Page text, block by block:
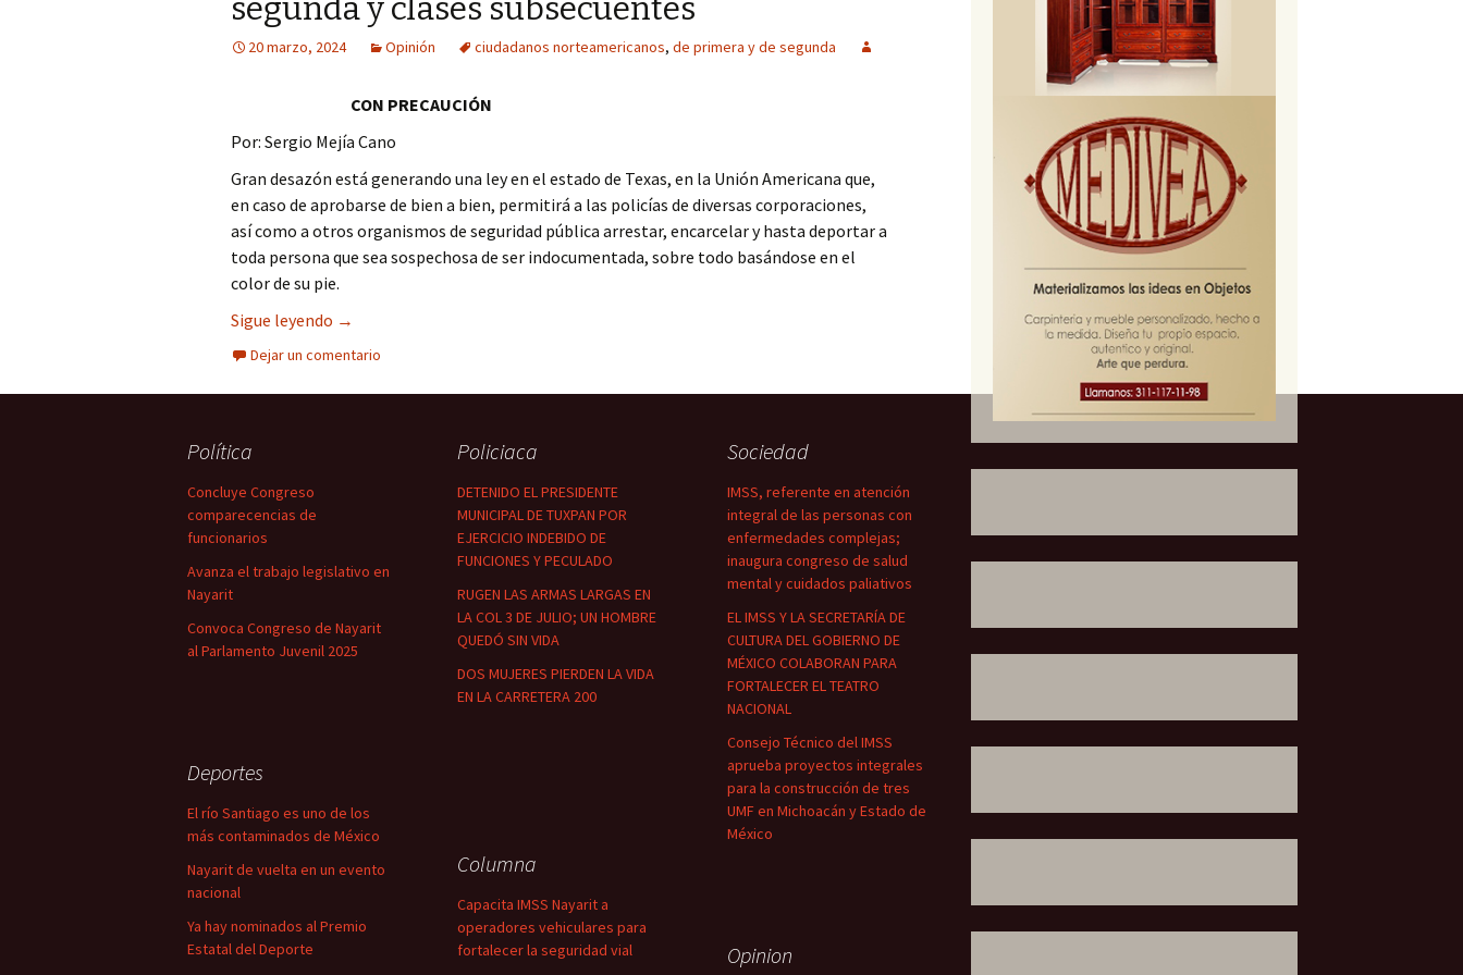
Columna
segunda y clases subsecuentes
20 marzo, 2024 Opinión ciudadanos norteamericanos, de primera y de segunda
CON PRECAUCIÓN
Por: Sergio Mejía Cano
Gran desazón está generando una ley en el estado de Texas, en la Unión Americana que,
en caso de aprobarse de bien a bien, permitirá a las policías de diversas corporaciones,
así como a otros organismos de seguridad pública arrestar, encarcelar y hasta deportar a
toda persona que sea sospechosa de ser indocumentada, sobre todo basándose en el
color de su pie.
Sigue leyendo Ciudadanos norteamericanos de primera, segunda y clases subsecuentes
→
Dejar un comentario
Política
Concluye Congreso
comparecencias de
funcionarios
Avanza el trabajo legislativo en
Nayarit
Convoca Congreso de Nayarit
al Parlamento Juvenil 2025
Policiaca
DETENIDO EL PRESIDENTE
MUNICIPAL DE TUXPAN POR
EJERCICIO INDEBIDO DE
FUNCIONES Y PECULADO
RUGEN LAS ARMAS LARGAS EN
LA COL 3 DE JULIO; UN HOMBRE
QUEDÓ SIN VIDA
DOS MUJERES PIERDEN LA VIDA
EN LA CARRETERA 200
Sociedad
IMSS, referente en atención
integral de las personas con
enfermedades complejas;
inaugura congreso de salud
mental y cuidados paliativos
EL IMSS Y LA SECRETARÍA DE
CULTURA DEL GOBIERNO DE
MÉXICO COLABORAN PARA
FORTALECER EL TEATRO
NACIONAL
Consejo Técnico del IMSS
aprueba proyectos integrales
para la construcción de tres
UMF en Michoacán y Estado de
México
Deportes
El río Santiago es uno de los
más contaminados de México
Nayarit de vuelta en un evento
nacional
Ya hay nominados al Premio
Estatal del Deporte
Columna
Capacita IMSS Nayarit a
operadores vehiculares para
fortalecer la seguridad vial
Opinion